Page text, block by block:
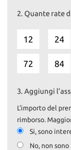
2. Quante rate
12 24
72 84
3. Aggiungi
L'importo del
rimborso.
Si, sono
No, non